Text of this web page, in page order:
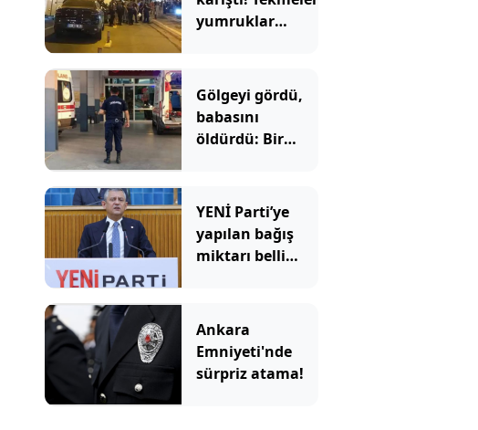
yumruklar
Gölgeyi gördü,
babasını
öldürdü: Bir
YENİ Parti’ye
yapılan bağış
miktarı belli
Ankara
Emniyeti'nde
sürpriz atama!